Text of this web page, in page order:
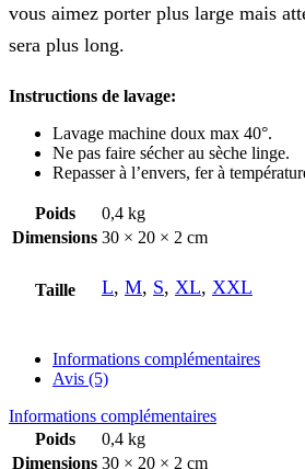
vous aimez porter plus large mais
sera plus long.
Instructions de lavage:
Lavage machine doux max 40°.
Ne pas faire sécher au sèche linge.
Repasser à l’envers, fer à
Poids
0,4 kg
Dimensions 30 × 20 × 2 cm
Taille L, M, S, XL, XXL
Informations complémentaires
Avis (5)
Informations complémentaires
Poids
0,4 kg
Dimensions 30 × 20 × 2 cm